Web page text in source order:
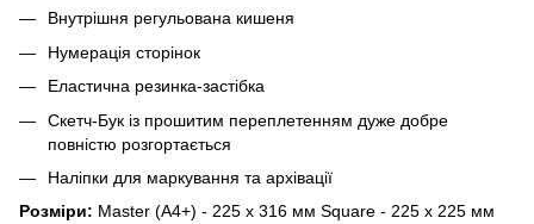
Внутрішня регульована кишеня
Нумерація сторінок
Еластична резинка-застібка
Скетч-Бук із прошитим переплетенням дуже добре
повністю розгортається
Наліпки для маркування та архівації
Розміри: Master (A4+) - 225 х 316 мм Square - 225 х 225 мм